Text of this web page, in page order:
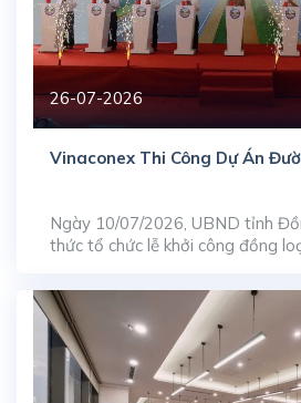
26-07-2026
Vinaconex Thi Công Dự Án
Ngày 10/07/2026, UBND tỉnh
thức tổ chức lễ khởi công đồng
rộng đường ĐT.769, xây dựng
và tuyến ĐT.773. Trong đó,
do Tổng công ty Cổ phần Xuất